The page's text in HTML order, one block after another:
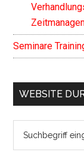
Seminare
WEBSITE